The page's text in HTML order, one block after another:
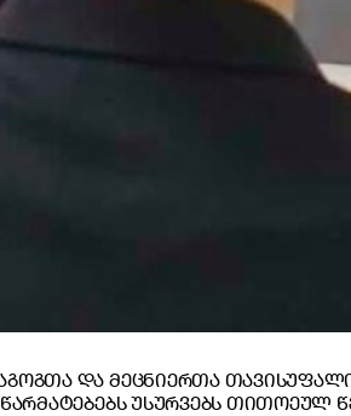
ᲓᲐ ᲛᲔᲪᲜᲘᲔᲠᲗᲐ
ᲣᲡᲣᲠᲕᲔᲑᲡ ᲗᲘᲗᲝᲔᲣᲚ